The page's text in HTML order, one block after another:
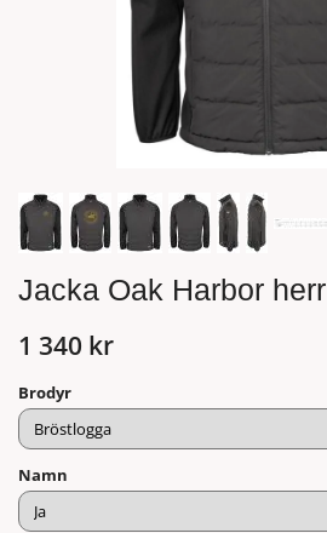
Jacka Oak Harbor herr
1 340 kr
Brodyr
Namn